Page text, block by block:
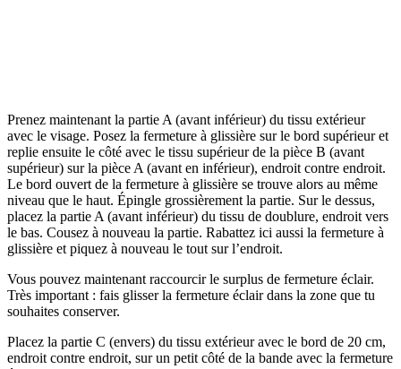
Prenez maintenant la partie A (avant inférieur) du tissu extérieur
avec le visage. Posez la fermeture à glissière sur le bord supérieur et
replie ensuite le côté avec le tissu supérieur de la pièce B (avant
supérieur) sur la pièce A (avant en inférieur), endroit contre endroit.
Le bord ouvert de la fermeture à glissière se trouve alors au même
niveau que le haut. Épingle grossièrement la partie. Sur le dessus,
placez la partie A (avant inférieur) du tissu de doublure, endroit vers
le bas. Cousez à nouveau la partie. Rabattez ici aussi la fermeture à
glissière et piquez à nouveau le tout sur l’endroit.
Vous pouvez maintenant raccourcir le surplus de fermeture éclair.
Très important : fais glisser la fermeture éclair dans la zone que tu
souhaites conserver.
Placez la partie C (envers) du tissu extérieur avec le bord de 20 cm,
endroit contre endroit, sur un petit côté de la bande avec la fermeture